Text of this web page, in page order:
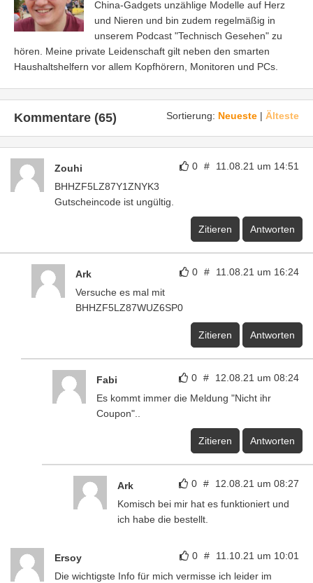
China-Gadgets unzählige Modelle auf Herz
und Nieren und bin zudem regelmäßig in
unserem Podcast "Technisch Gesehen" zu
hören. Meine private Leidenschaft gilt neben den smarten
Haushaltshelfern vor allem Kopfhörern, Monitoren und PCs.
Sortierung: Neueste | Älteste
Kommentare (65)
0 # 11.08.21 um 14:51
Zouhi
BHHZF5LZ87Y1ZNYK3
Gutscheincode ist ungültig.
Zitieren Antworten
0 # 11.08.21 um 16:24
Ark
Versuche es mal mit
BHHZF5LZ87WUZ6SP0
Zitieren Antworten
0 # 12.08.21 um 08:24
Fabi
Es kommt immer die Meldung "Nicht ihr
Coupon"..
Zitieren Antworten
0 # 12.08.21 um 08:27
Ark
Komisch bei mir hat es funktioniert und
ich habe die bestellt.
0 # 11.10.21 um 10:01
Ersoy
Die wichtigste Info für mich vermisse ich leider im